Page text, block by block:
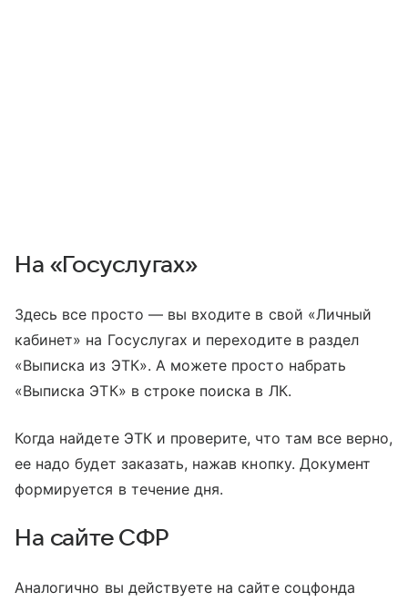
На «Госуслугах»
Здесь все просто — вы входите в свой «Личный
кабинет» на Госуслугах и переходите в раздел
«Выписка из ЭТК». А можете просто набрать
«Выписка ЭТК» в строке поиска в ЛК.
Когда найдете ЭТК и проверите, что там все верно,
ее надо будет заказать, нажав кнопку. Документ
формируется в течение дня.
На сайте СФР
Аналогично вы действуете на сайте соцфонда